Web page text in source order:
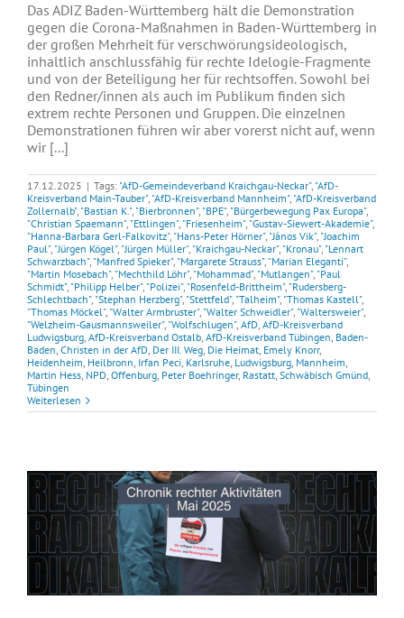
Das ADIZ Baden-Württemberg hält die Demonstration
gegen die Corona-Maßnahmen in Baden-Württemberg in
der großen Mehrheit für verschwörungsideologisch,
inhaltlich anschlussfähig für rechte Idelogie-Fragmente
und von der Beteiligung her für rechtsoffen. Sowohl bei
den Redner/innen als auch im Publikum finden sich
extrem rechte Personen und Gruppen. Die einzelnen
Demonstrationen führen wir aber vorerst nicht auf, wenn
wir [...]
17.12.2025 | Tags: "AfD-Gemeindeverband Kraichgau-Neckar", "AfD-
Kreisverband Main-Tauber", "AfD-Kreisverband Mannheim", "AfD-Kreisverband
Zollernalb", "Bastian K.", "Bierbronnen", "BPE", "Bürgerbewegung Pax Europa",
"Christian Spaemann", "Ettlingen", "Friesenheim", "Gustav-Siewert-Akademie",
"Hanna-Barbara Gerl-Falkovitz", "Hans-Peter Hörner", "János Vik", "Joachim
Paul", "Jürgen Kögel", "Jürgen Müller", "Kraichgau-Neckar", "Kronau", "Lennart
Schwarzbach", "Manfred Spieker", "Margarete Strauss", "Marian Eleganti",
"Martin Mosebach", "Mechthild Löhr", "Mohammad", "Mutlangen", "Paul
Schmidt", "Philipp Helber", "Polizei", "Rosenfeld-Brittheim", "Rudersberg-
Schlechtbach", "Stephan Herzberg", "Stettfeld", "Talheim", "Thomas Kastell",
"Thomas Möckel", "Walter Armbruster", "Walter Schweidler", "Waltersweier",
"Welzheim-Gausmannsweiler", "Wolfschlugen", AfD, AfD-Kreisverband
Ludwigsburg, AfD-Kreisverband Ostalb, AfD-Kreisverband Tübingen, Baden-
Baden, Christen in der AfD, Der III. Weg, Die Heimat, Emely Knorr,
Heidenheim, Heilbronn, Irfan Peci, Karlsruhe, Ludwigsburg, Mannheim,
Martin Hess, NPD, Offenburg, Peter Boehringer, Rastatt, Schwäbisch Gmünd,
Tübingen
Weiterlesen